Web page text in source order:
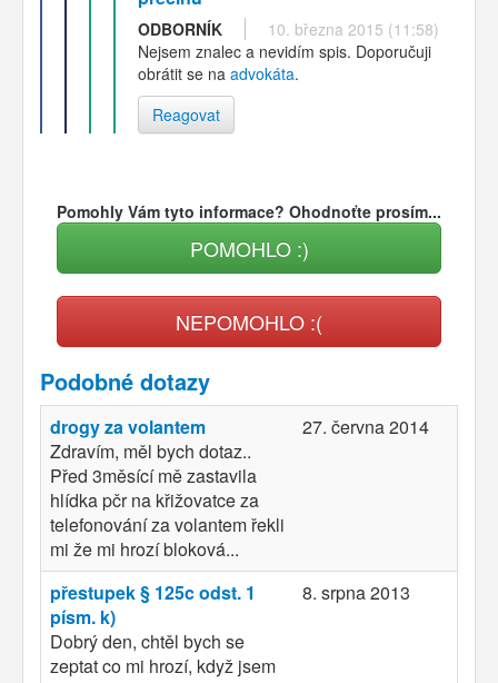
ODBORNÍK
10. března 2015 (11:58)
Nejsem znalec a nevidím spis. Doporučuji
obrátit se na advokáta.
Reagovat
Pomohly Vám tyto informace? Ohodnoťte prosím...
POMOHLO :)
NEPOMOHLO :(
Podobné dotazy
drogy za volantem
Zdravím, měl bych dotaz..
Před 3měsící mě zastavila
hlídka pčr na křižovatce za
telefonování za volantem řekli
mi že mi hrozí bloková...
27. června 2014
přestupek § 125c odst. 1
písm. k)
Dobrý den, chtěl bych se
zeptat co mi hrozí, když jsem
8. srpna 2013